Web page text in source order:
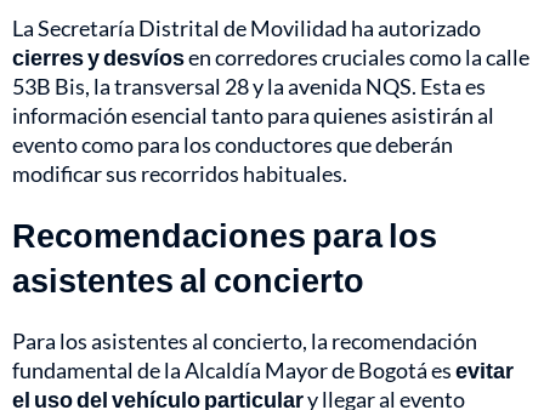
La Secretaría Distrital de Movilidad ha autorizado
cierres y desvíosen corredores cruciales como la calle
53B Bis, la transversal 28 y la avenida NQS. Esta es
información esencial tanto para quienes asistirán al
evento como para los conductores que deberán
modificar sus recorridos habituales.
Recomendaciones para los
asistentes al concierto
Para los asistentes al concierto, la recomendación
fundamental de la Alcaldía Mayor de Bogotá esevitar
el uso del vehículo particulary llegar al evento